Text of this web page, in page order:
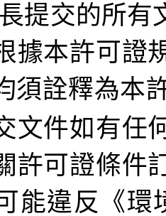
提交的所有
據本許可證
須詮釋為本
文件如有任
許可證條件
能違反《